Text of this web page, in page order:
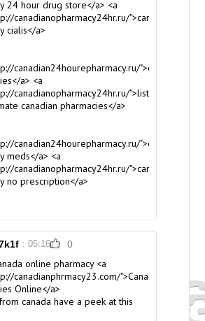
24 hour drug store</a> <a
canadianopharmacy24hr.ru/">canadian
cialis</a>
canadian24hourepharmacy.ru/">online
a> <a
canadianopharmacy24hr.ru/">list
canadian pharmacies</a>
canadian24hourepharmacy.ru/">canada
meds</a> <a
canadianopharmacy24hr.ru/">canadian
no prescription</a>
: 05:16 0
online pharmacy <a
canadianphrmacy23.com/">Canadian
Online</a>
canadahave a peek at this